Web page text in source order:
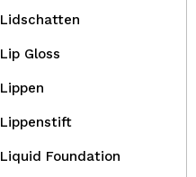
Lidschatten
Lip Gloss
Lippen
Lippenstift
Liquid Foundation